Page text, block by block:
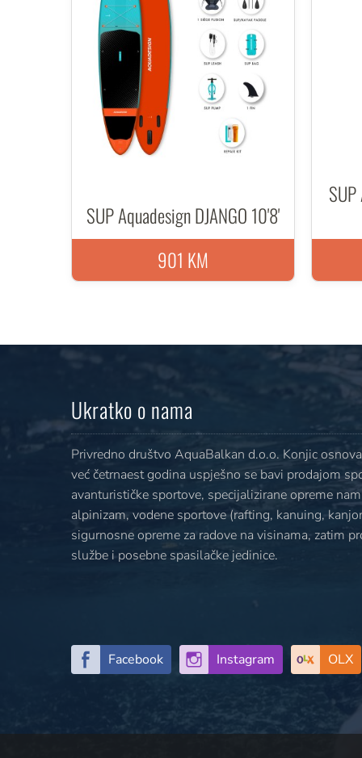
SUP Aquadesign DJANGO 10'8'
901 KM
Ukratko o nama
Privredno društvo AquaBalkan d.o.o. Konjic
već četrnaest godina uspješno se bavi prodajom
avanturističke sportove, specijalizirane opreme
alpinizam, vodene sportove (rafting, kanuing,
sigurnosne opreme za radove na visinama, zatim
službe i posebne spasilačke jedinice.
Facebook Instagram OLX